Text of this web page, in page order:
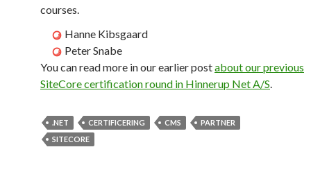
courses.
Hanne Kibsgaard
Peter Snabe
You can read more in our earlier postabout our previous
SiteCore certification round in Hinnerup Net A/S.
.NET CERTIFICERING CMS
PARTNER
SITECORE